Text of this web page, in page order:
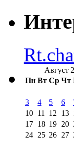
Август
Пн Вт Ср Чт
3
4 5 6
10 11 12 13
17 18 19 20
24 25 26 27